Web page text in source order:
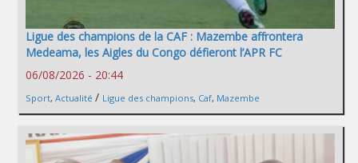
Ligue des champions de la CAF : Mazembe affrontera
Medeama, les Aigles du Congo défieront l’APR FC
06/08/2026 - 20:44
Sport, Actualité / Ligue des champions, Caf, Mazembe